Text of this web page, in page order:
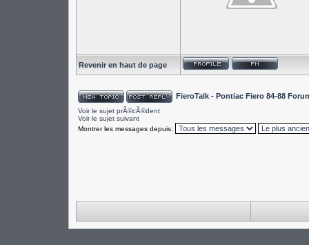
Revenir en haut de page
FieroTalk - Pontiac Fiero 84-88
Voir le sujet prÃ©cÃ©dent
Voir le sujet suivant
Montrer les messages depuis: